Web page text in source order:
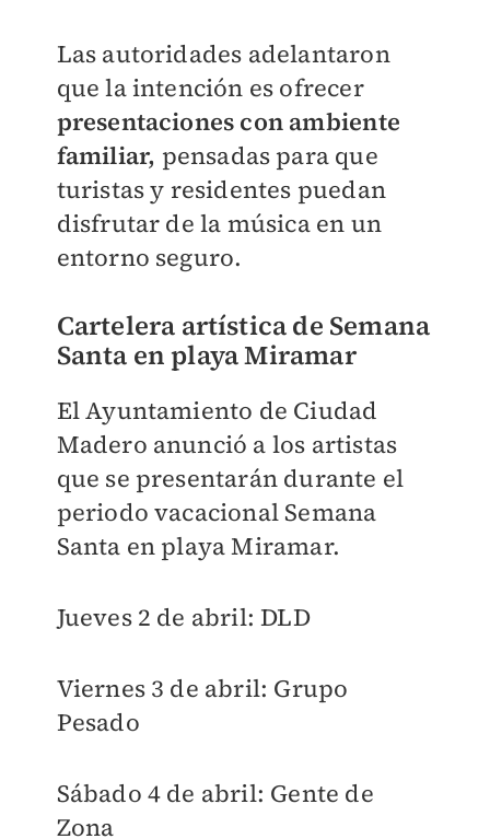
Las autoridades adelantaron
que la intención es ofrecer
presentaciones con ambiente
familiar, pensadas para que
turistas y residentes puedan
disfrutar de la música en un
entorno seguro.
Cartelera artística de Semana
Santa en playa Miramar
El Ayuntamiento de Ciudad
Madero anunció a los artistas
que se presentarán durante el
periodo vacacional Semana
Santa en playa Miramar.
Jueves 2 de abril: DLD
Viernes 3 de abril: Grupo
Pesado
Sábado 4 de abril: Gente de
Zona